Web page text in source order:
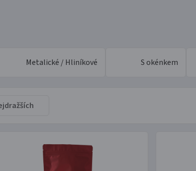
Metalické / Hliníkové S okénkem